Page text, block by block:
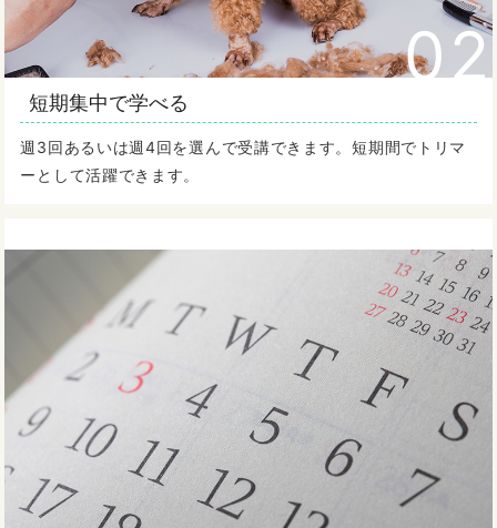
02
短期集中で学べる
週3回あるいは週4回を選んで受講できます。短期間でトリマ
ーとして活躍できます。